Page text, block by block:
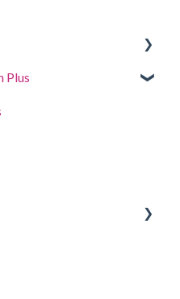
Plus
of bewerken